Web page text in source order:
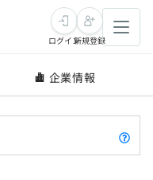
ログイン新規登録
企業情報